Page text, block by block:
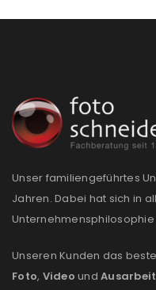
E-Mail-Adresse
deine E-Mail-Adresse
NEWSLETTER
Please select all the
us
Unser familiengeführtes
Jahren. Dabei hat sich in
Unseren Kunden das
Foto, Video und